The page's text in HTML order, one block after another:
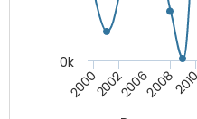
20002002200620082010
0k